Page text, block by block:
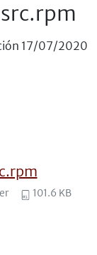
17/07/2020
101.6 KB